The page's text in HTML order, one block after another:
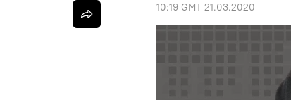
10:19 GMT 21.03.2020